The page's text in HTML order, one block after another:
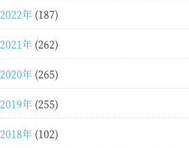
2022年 (187)
2021年 (262)
2020年 (265)
2019年 (255)
2018年 (102)